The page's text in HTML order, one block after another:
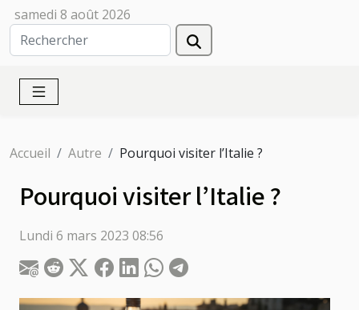
samedi 8 août 2026
Accueil Autre Pourquoi visiter l’Italie ?
Pourquoi visiter l’Italie ?
Lundi 6 mars 2023 08:56